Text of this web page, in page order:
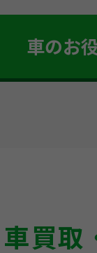
車のお
車買取